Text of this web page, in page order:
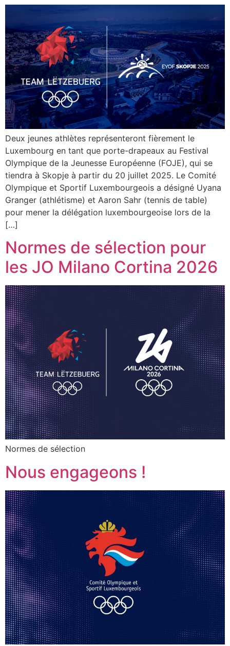
Deux jeunes athlètes représenteront fièrement le
Luxembourg en tant que porte-drapeaux au Festival
Olympique de la Jeunesse Européenne (FOJE), qui se
tiendra à Skopje à partir du 20 juillet 2025. Le Comité
Olympique et Sportif Luxembourgeois a désigné Uyana
Granger (athlétisme) et Aaron Sahr (tennis de table)
pour mener la délégation luxembourgeoise lors de la
[…]
Normes de sélection pour
les JO Milano Cortina 2026
Normes de sélection
Nous engageons !